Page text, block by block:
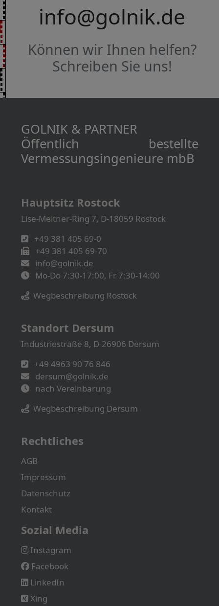
info@golnik.de
Können wir Ihnen helfen?
Schreiben Sie uns!
GOLNIK & PARTNER
Öffentlich bestellte
Vermessungs­­ingenieure mbB
Hauptsitz Rostock
Lise-Meitner-Ring 7, D-18059 Rostock
+49 381 405 69-0
+49 381 405 69-70
info@golnik.de
Mo-Do 7:30-17:00, Fr 7:30-14:00
Wegbeschreibung Rostock
Standort Dersum
Industriestraße 8, D-26906 Dersum
+49 4963 90 76 846
dersum@golnik.de
nach Vereinbarung
Wegbeschreibung Dersum
Rechtliches
AGB
Impressum
Datenschutz
Kontakt
Sozial Media
Instagram
Facebook
LinkedIn
Xing